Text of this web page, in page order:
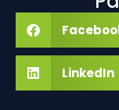
LinkedIn